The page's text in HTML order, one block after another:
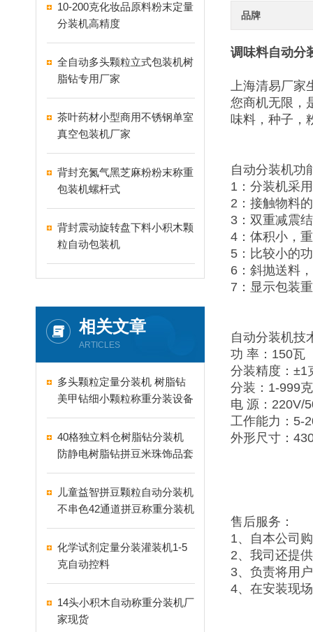
10-200克化妆品原料粉末定量
分装机高精度
全自动多头颗粒立式包装机树
脂钻专用厂家
茶叶药材小型商用不锈钢单室
真空包装机厂家
背封充氮气黑芝麻粉粉末称重
包装机螺杆式
背封震动旋转盘下料小积木颗
粒自动包装机
相关文章
ARTICLES
多头颗粒定量分装机 树脂钻
美甲钻细小颗粒称重分装设备
支持24-60头定制
40格独立料仓树脂钻分装机
防静电树脂钻拼豆米珠饰品套
盒分装设备
儿童益智拼豆颗粒自动分装机
不串色42通道拼豆称重分装机
化学试剂定量分装灌装机1-5
克自动控料
14头小积木自动称重分装机厂
家现货
品牌
调味料自动分
上海清易厂家
您商机无限，
味料，种子，
自动分装机功
1：分装机采
2：接触物料
3：双重减震
4：体积小，
5：比较小的
6：斜抛送料
7：显示包装
自动分装机技
功 率：150瓦
分装精度：±1
分装：1-999克
电 源：220V/
工作能力：5-
外形尺寸：
售后服务：
1、自本公司
2、我司还提
3、负责将用
4、在安装现